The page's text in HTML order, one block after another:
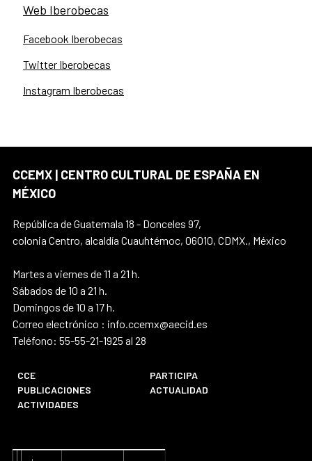
Web Iberobecas
Facebook Iberobecas
Twitter Iberobecas
Instagram Iberobecas
CCEMX | CENTRO CULTURAL DE ESPAÑA EN
MÉXICO
República de Guatemala 18 - Donceles 97,
colonia Centro, alcaldía Cuauhtémoc, 06010, CDMX., México
Martes a viernes de 11 a 21 h.
Sábados de 10 a 21 h.
Domingos de 10 a 17 h.
Correo electrónico : info.ccemx@aecid.es
Teléfono: 55-55-21-1925 al 28
CCE
PARTICIPA
PUBLICACIONES
ACTUALIDAD
ACTIVIDADES